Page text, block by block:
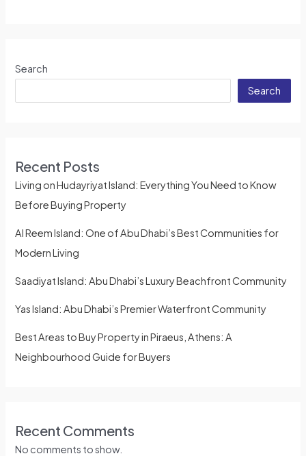
Search
Search
Recent Posts
Living on Hudayriyat Island: Everything You Need to Know
Before Buying Property
Al Reem Island: One of Abu Dhabi’s Best Communities for
Modern Living
Saadiyat Island: Abu Dhabi’s Luxury Beachfront Community
Yas Island: Abu Dhabi’s Premier Waterfront Community
Best Areas to Buy Property in Piraeus, Athens: A
Neighbourhood Guide for Buyers
Recent Comments
No comments to show.